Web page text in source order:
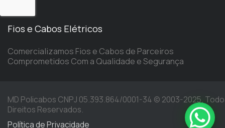
Fios e Cabos Elétricos
Comercializamos Fios e Cabos de Parceiros
Comprometidos Com a Qualidade e Segurança
MD Policabos CNPJ 05.393.864/0001-34 © 2003-2025.
Direitos Reservados.
Política de Privacidade